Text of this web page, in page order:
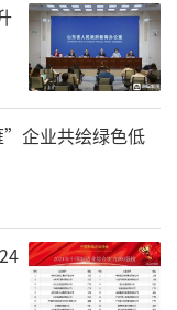
企业共绘绿色低